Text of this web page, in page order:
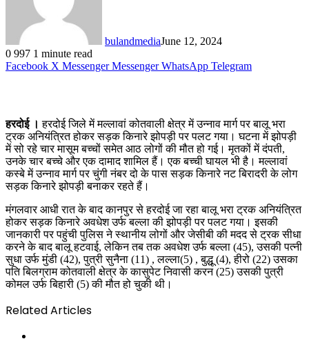
bulandmediaJune 12, 2024
0 997 1 minute read
Facebook X Messenger Messenger WhatsApp Telegram
हरदोई । हरदोई जिले में मल्लावां कोतवाली क्षेत्र में उन्नाव मार्ग पर बालू भरा
ट्रक अनियंत्रित होकर सड़क किनारे झोपड़ी पर पलट गया। घटना में झोपड़ी
में सो रहे चार मासूम बच्चों समेत आठ लोगों की मौत हो गई। मृतकों में दंपती,
उनके चार बच्चे और एक दामाद शामिल हैं। एक बच्ची घायल भी है। मल्लावां
कस्बे में उन्नाव मार्ग पर चुंगी नंबर दो के पास सड़क किनारे नट बिरादरी के लोग
सड़क किनारे झोपड़ी बनाकर रहते हैं।
मंगलवार आधी रात के बाद कानपुर से हरदोई जा रहा बालू भरा ट्रक अनियंत्रित
होकर सड़क किनारे अवधेश उर्फ बल्ला की झोपड़ी पर पलट गया। इसकी
जानकारी पर पहुंची पुलिस ने स्थानीय लोगों और जेसीबी की मदद से ट्रक सीधा
करने के बाद बालू हटवाई, लेकिन तब तक अवधेश उर्फ बल्ला (45), उसकी पत्नी
सुधा उर्फ मुंडी (42), पुत्री सुनैना (11) , लल्ला(5) , बुद्धू (4), हीरो (22) उसका
पति बिलग्राम कोतवाली क्षेत्र के कासुपेट निवासी करन (25) उसकी पुत्री
कोमल उर्फ बिहारी (5) की मौत हो चुकी थी।
Related Articles